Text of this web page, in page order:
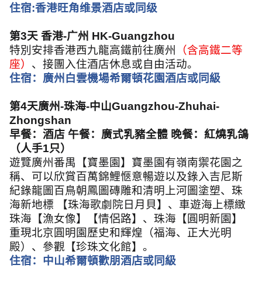
住宿:香港旺角维景酒店或同级
第3天 香港-广州 HK-Guangzhou
特別安排香港西九龍高鐵前往廣州
（含高鐵二等
座） 、接團入住酒店休息或自由活动。
住宿：廣州白雲機場希爾頓花園酒店或同級
第4天廣州-珠海-中山Guangzhou-Zhuhai-
Zhongshan
早餐：酒店 午餐：廣式乳豬全體 晚餐：紅燒乳鴿
（人手1只）
遊覽廣州番禺【寶墨園】寶墨園有嶺南禦花園之
稱、可以欣賞百萬錦鯉愜意暢遊以及錄入吉尼斯
紀錄龍圖百鳥朝鳳圖磚雕和清明上河圖塗塑、珠
海新地標 【珠海歌劇院日月貝】、車遊海上標緻
珠海【漁女像】【情侶路】、珠海【圓明新園】
重現北京圓明園歷史和輝煌（福海、正大光明
殿）、參觀【珍珠文化館】。
住宿：中山希爾頓歡朋酒店或同級